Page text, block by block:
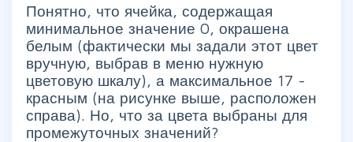
Понятно, что ячейка, содержащая
минимальное значение 0, окрашена
белым (фактически мы задали этот цвет
вручную, выбрав в меню нужную
цветовую шкалу), а максимальное 17 -
красным (на рисунке выше, расположен
справа). Но, что за цвета выбраны для
промежуточных значений?